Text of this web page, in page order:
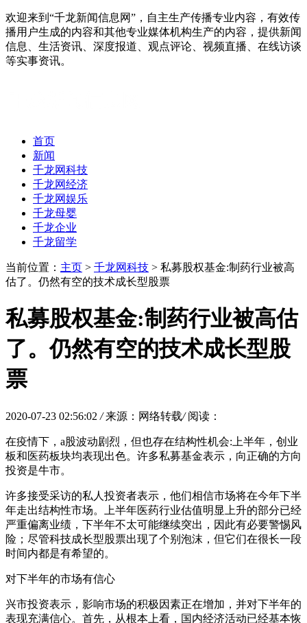
欢迎来到“千龙新闻信息网”，自主生产传播专业内容，有效传
播用户生成的内容和其他专业媒体机构生产的内容，提供新闻
信息、生活资讯、深度报道、观点评论、视频直播、在线访谈
等实事资讯。
首页
新闻
千龙网科技
千龙网经济
千龙网娱乐
千龙母婴
千龙企业
千龙留学
当前位置： 主页 > 千龙网科技 > 私募股权基金:制药行业被高
估了。仍然有空的技术成长型股票
私募股权基金:制药行业被高估
了。仍然有空的技术成长型股
票
2020-07-23 02:56:02 / 来源：网络转载/ 阅读：
在疫情下，a股波动剧烈，但也存在结构性机会:上半年，创业
板和医药板块均表现出色。许多私募基金表示，向正确的方向
投资是牛市。
许多接受采访的私人投资者表示，他们相信市场将在今年下半
年走出结构性市场。上半年医药行业估值明显上升的部分已经
严重偏离业绩，下半年不太可能继续突出，因此有必要警惕风
险；尽管科技成长型股票出现了个别泡沫，但它们在很长一段
时间内都是有希望的。
对下半年的市场有信心
兴市投资表示，影响市场的积极因素正在增加，并对下半年的
表现充满信心。首先，从根本上看，国内经济活动已经基本恢